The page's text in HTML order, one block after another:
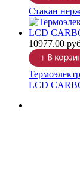
Стакан
10977.00
LCD